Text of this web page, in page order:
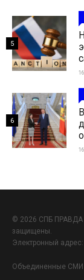
5
6
© 2026 СПБ ПРАВДА
защищены.
Электронный адрес:
Объединенные